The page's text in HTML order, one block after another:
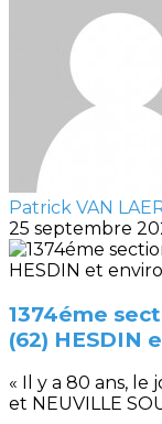
Patrick VAN
25 septembre
1374éme
(62) HESDIN
« Il y a 80 ans, le
et NEUVILLE